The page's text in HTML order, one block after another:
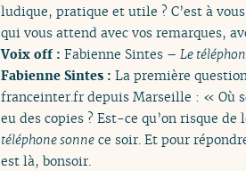
ludique, pratique et utile ? C’est à
qui vous attend avec vos remarques,
Voix off : Fabienne Sintes – Le
Fabienne Sintes : La première
franceinter.fr depuis Marseille : « Où
eu des copies ? Est-ce qu’on risque
téléphone sonne ce soir. Et pour
est là, bonsoir.